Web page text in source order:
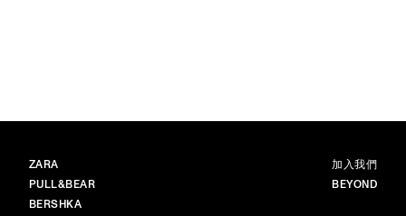
品牌
ZARA
PULL&BEAR
BERSHKA
主頁
加入我們
BEYOND